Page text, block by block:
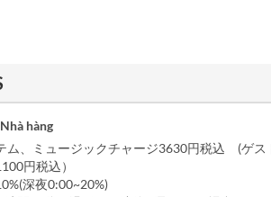
hàng
ム、ミュージックチャージ3630円税込 (ゲ
円税込）
深夜0:00~20%)